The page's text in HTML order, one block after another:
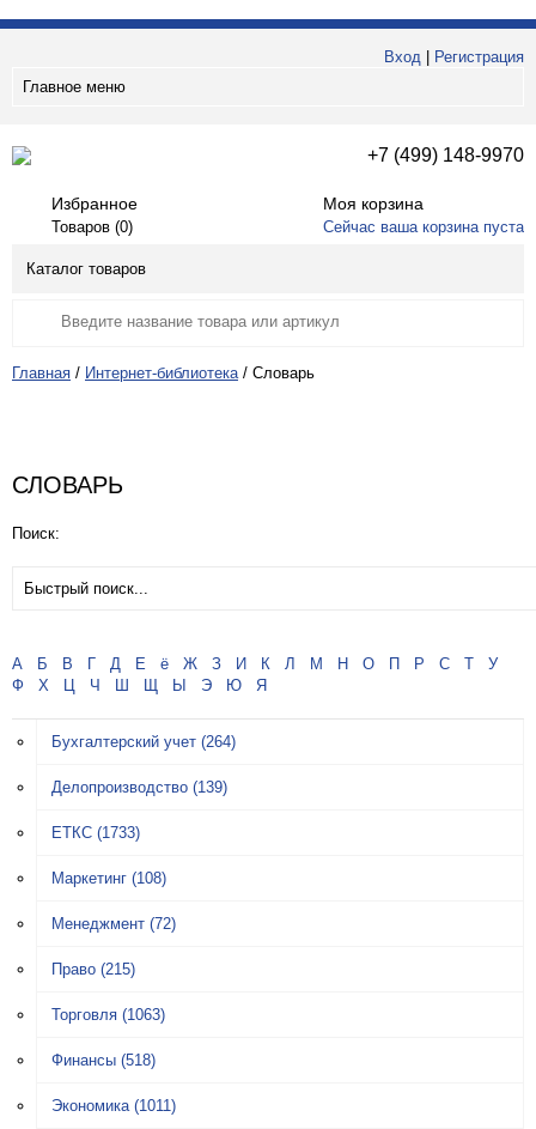
Вход
Регистрация
Главное меню
+7 (499) 148-9970
Избранное
Товаров (0)
Моя корзина
Сейчас ваша корзина пуста
Каталог товаров
Главная / Интернет-библиотека / Словарь
СЛОВАРЬ
Поиск:
А Б В Г Д Е ё Ж З И К Л М Н О П Р С Т
У
Ф
Х Ц Ч Ш Щ Ы Э Ю Я
Бухгалтерский учет (264)
Делопроизводство (139)
ЕТКС (1733)
Маркетинг (108)
Менеджмент (72)
Право (215)
Торговля (1063)
Финансы (518)
Экономика (1011)